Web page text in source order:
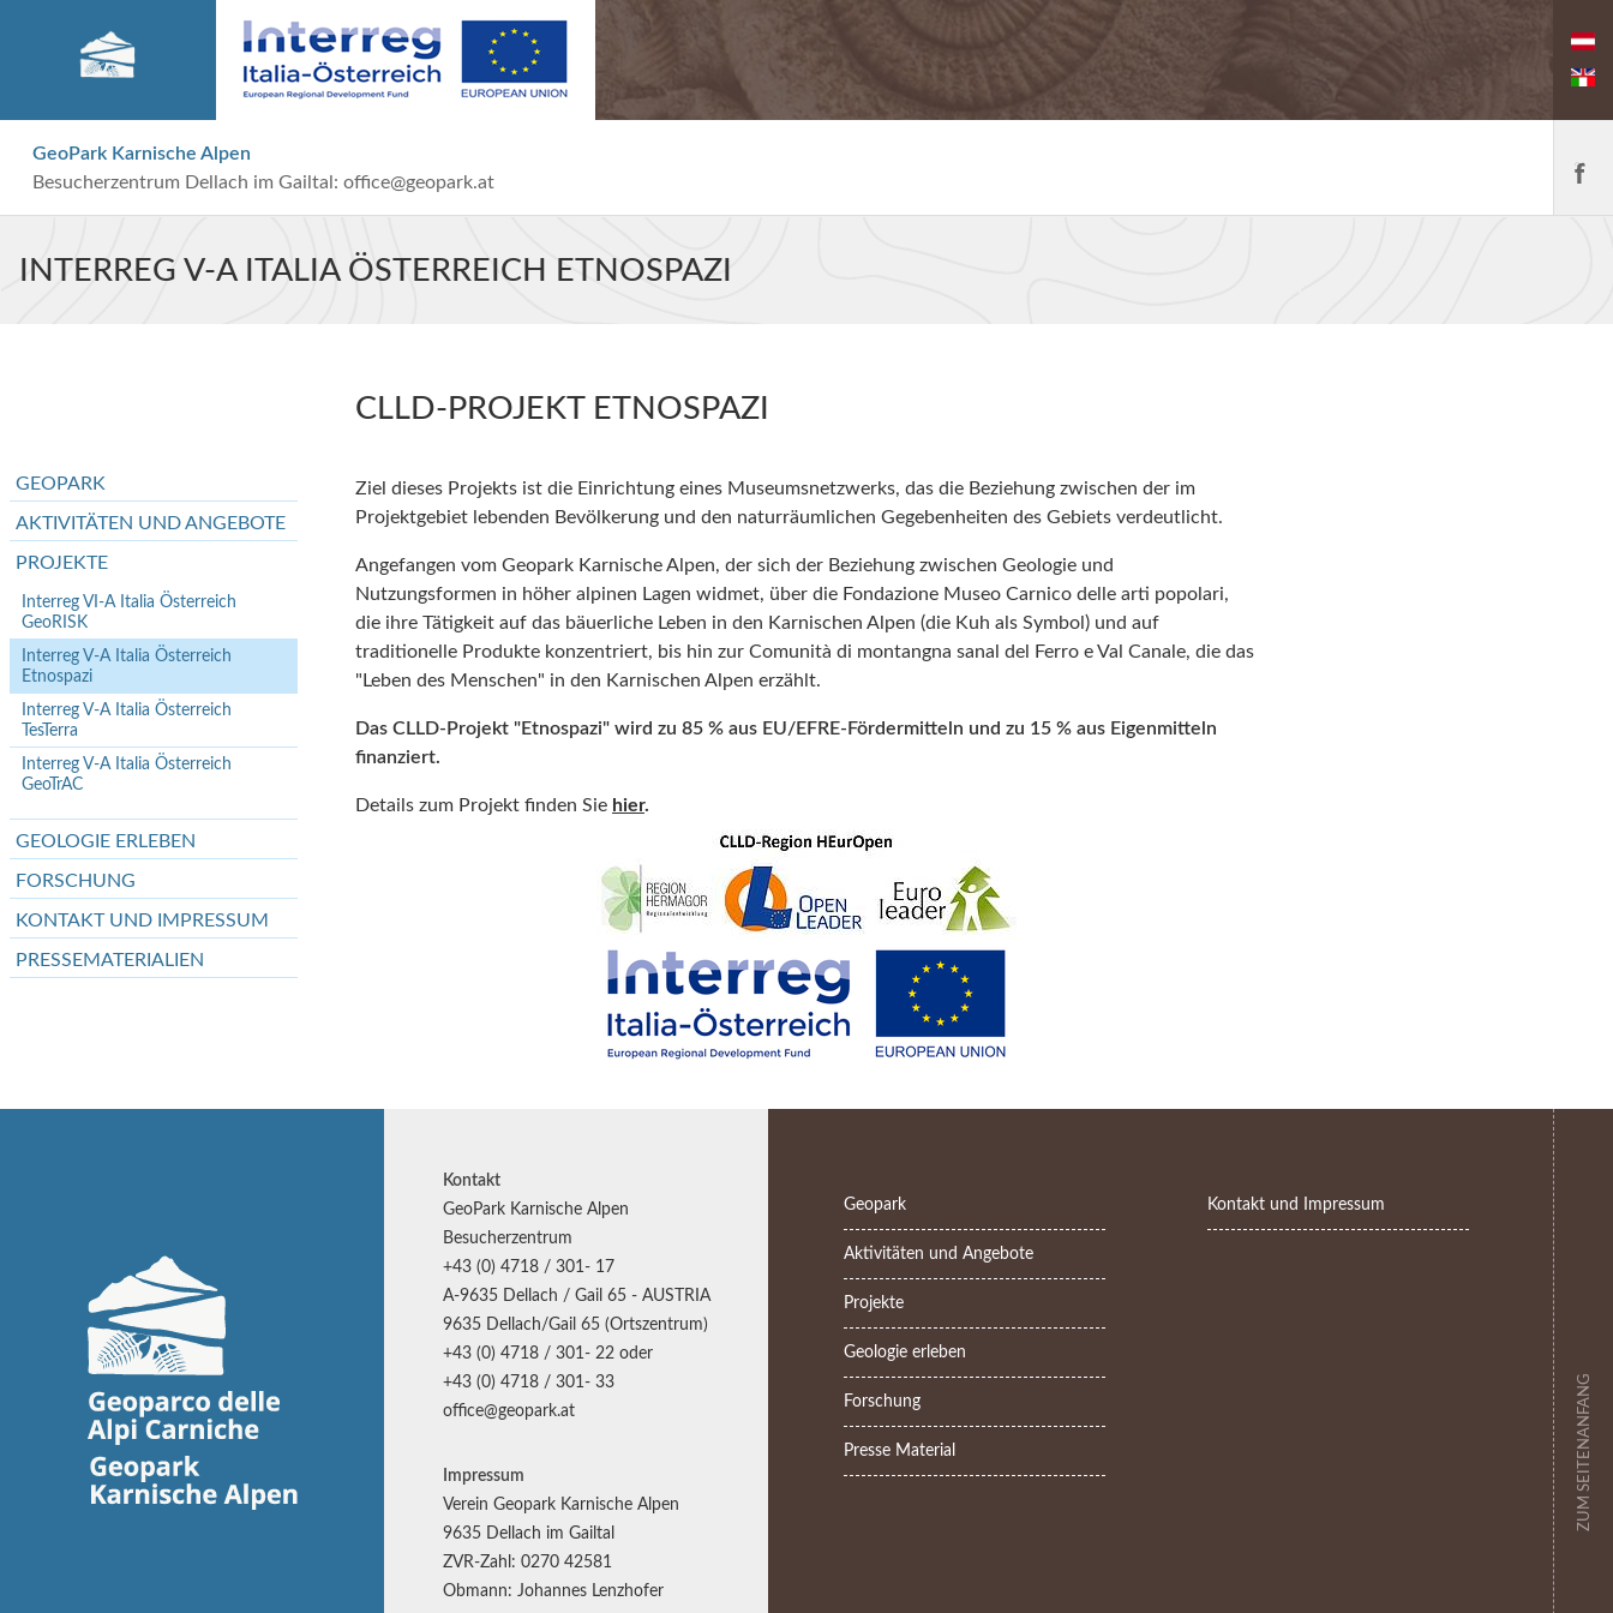
GeoPark Karnische Alpen
Besucherzentrum Dellach im Gailtal: office@geopark.at
INTERREG V-A ITALIA ÖSTERREICH ETNOSPAZI
GEOPARK
AKTIVITÄTEN UND ANGEBOTE
PROJEKTE
Interreg VI-A Italia Österreich
GeoRISK
Interreg V-A Italia Österreich
Etnospazi
Interreg V-A Italia Österreich
TesTerra
Interreg V-A Italia Österreich
GeoTrAC
GEOLOGIE ERLEBEN
FORSCHUNG
KONTAKT UND IMPRESSUM
PRESSEMATERIALIEN
CLLD-PROJEKT ETNOSPAZI
Ziel dieses Projekts ist die Einrichtung eines Museumsnetzwerks, das die Beziehung zwischen der im
Projektgebiet lebenden Bevölkerung und den naturräumlichen Gegebenheiten des Gebiets verdeutlicht.
Angefangen vom Geopark Karnische Alpen, der sich der Beziehung zwischen Geologie und
Nutzungsformen in höher alpinen Lagen widmet, über die Fondazione Museo Carnico delle arti popolari,
die ihre Tätigkeit auf das bäuerliche Leben in den Karnischen Alpen (die Kuh als Symbol) und auf
traditionelle Produkte konzentriert, bis hin zur Comunità di montangna sanal del Ferro e Val Canale, die das
"Leben des Menschen" in den Karnischen Alpen erzählt.
Das CLLD-Projekt "Etnospazi" wird zu 85 % aus EU/EFRE-Fördermitteln und zu 15 % aus Eigenmitteln
finanziert.
Details zum Projekt finden Sie hier.
Kontakt
GeoPark Karnische Alpen
Besucherzentrum
+43 (0) 4718 / 301- 17
A-9635 Dellach / Gail 65 - AUSTRIA
9635 Dellach/Gail 65 (Ortszentrum)
+43 (0) 4718 / 301- 22 oder
+43 (0) 4718 / 301- 33
office@geopark.at
Impressum
Verein Geopark Karnische Alpen
9635 Dellach im Gailtal
ZVR-Zahl: 0270 42581
Obmann: Johannes Lenzhofer
Geopark
Aktivitäten und Angebote
Projekte
Geologie erleben
Forschung
Presse Material
Kontakt und Impressum
ZUM SEITENANFANG